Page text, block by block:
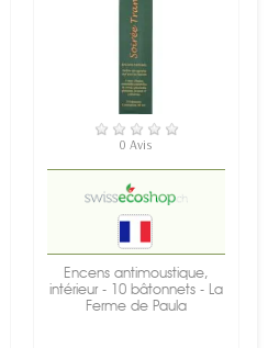
EN STOCK
0 Avis
Encens antimoustique,
intérieur - 10 bâtonnets - La
Ferme de Paula